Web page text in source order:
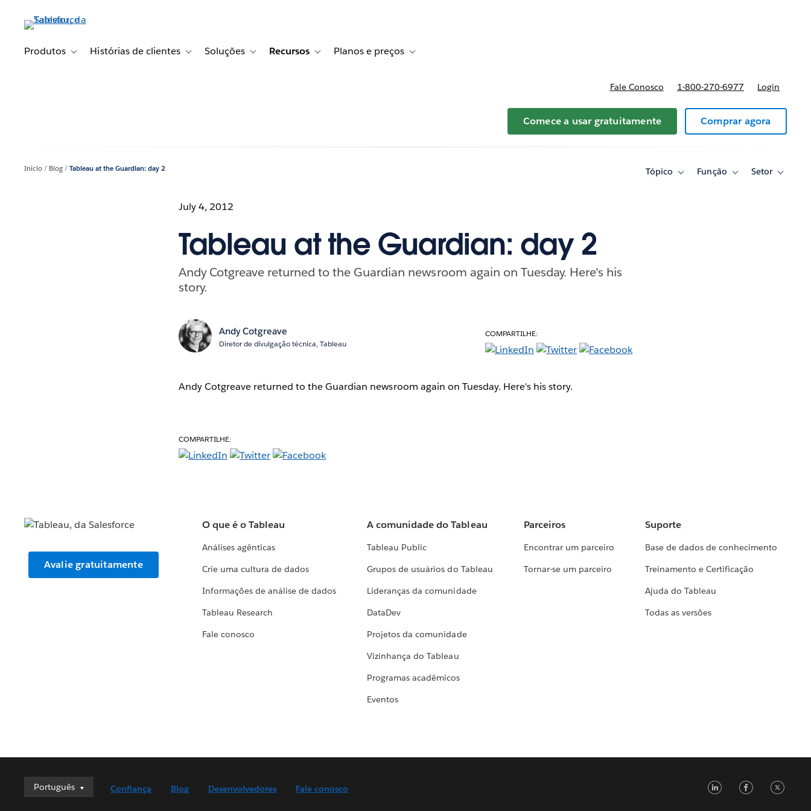
conteúdoProdutos Toggle sub-navigation for Produtos
Histórias de clientes Toggle sub-navigation for Histórias de clientes
Soluções Toggle sub-navigation for Soluções
Recursos Toggle sub-navigation for Recursos
Planos e preços Toggle sub-navigation for Planos e preços
Fale Conosco 1-800-270-6977 Login
Comece a usar gratuitamente Comprar agora
Início Blog Tableau at the Guardian: day 2 Tópico
ToggleFunção
ToggleSetor
Toggle
July 4, 2012
Tableau at the Guardian: day 2
Andy Cotgreave returned to the Guardian newsroom again on Tuesday. Here's his
story.
Andy Cotgreave
Diretor de divulgação técnica, Tableau
COMPARTILHE:
Andy Cotgreave returned to the Guardian newsroom again on Tuesday. Here's his story.
COMPARTILHE:
Avalie gratuitamente
O que é o Tableau
Análises agênticas
Crie uma cultura de dados
Informações de análise de dados
Tableau Research
Fale conosco
A comunidade do Tableau
Tableau Public
Grupos de usuários do Tableau
Lideranças da comunidade
DataDev
Projetos da comunidade
Vizinhança do Tableau
Programas acadêmicos
Eventos
Parceiros
Encontrar um parceiro
Tornar-se um parceiro
Suporte
Base de dados de conhecimento
Treinamento e Certificação
Ajuda do Tableau
Todas as versões
Português
Português
Confiança Blog Desenvolvedores Fale conosco LinkedIn